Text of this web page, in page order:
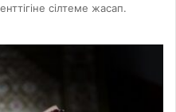
сілтеме жасап.